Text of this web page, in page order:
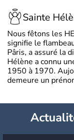
Sainte
Nous fêtons les
signifie le
Pâris, a assuré la
Hélène a connu
1950 à 1970.
demeure un